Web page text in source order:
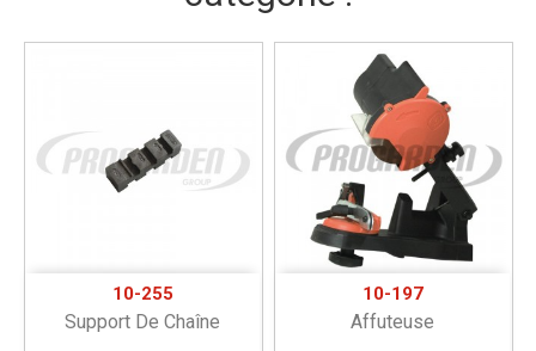
10-255
Support De Chaîne
10-197
Affuteuse